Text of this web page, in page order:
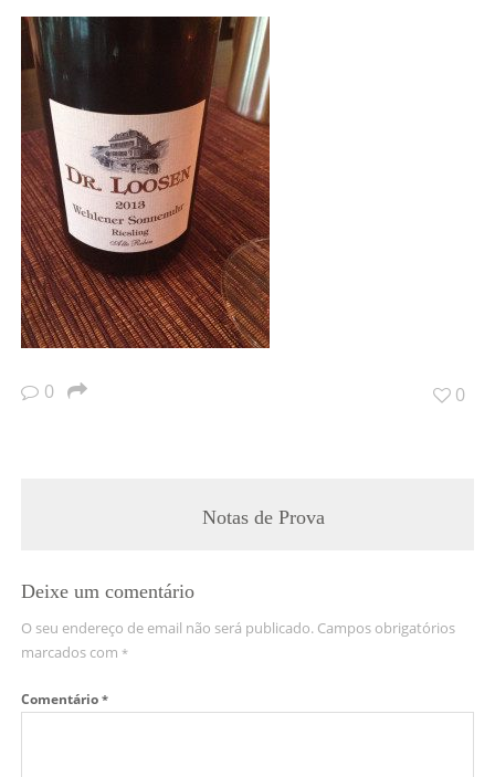
0 0
Notas de Prova
Deixe um comentário
O seu endereço de email não será publicado. Campos obrigatórios
marcados com *
Comentário *